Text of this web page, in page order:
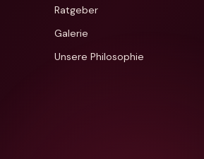
Ratgeber
Galerie
Unsere Philosophie